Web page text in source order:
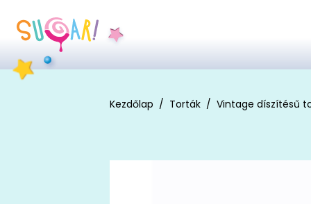
Kezdőlap Torták Vintage díszítésű